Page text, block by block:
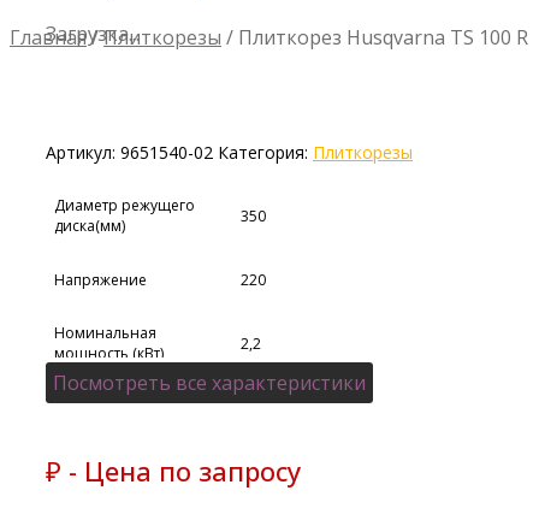
Главная/Плиткорезы / Плиткорез Husqvarna ТS 100 R
Загрузка...
Артикул: 9651540-02 Категория: Плиткорезы
Диаметр режущего
диска(мм)
350
Напряжение 220
Номинальная
мощность (кВт)
2,2
Тип двигателя Электрический
Масса (кг) 96
Посмотреть все характеристики
₽ - Цена по запросу